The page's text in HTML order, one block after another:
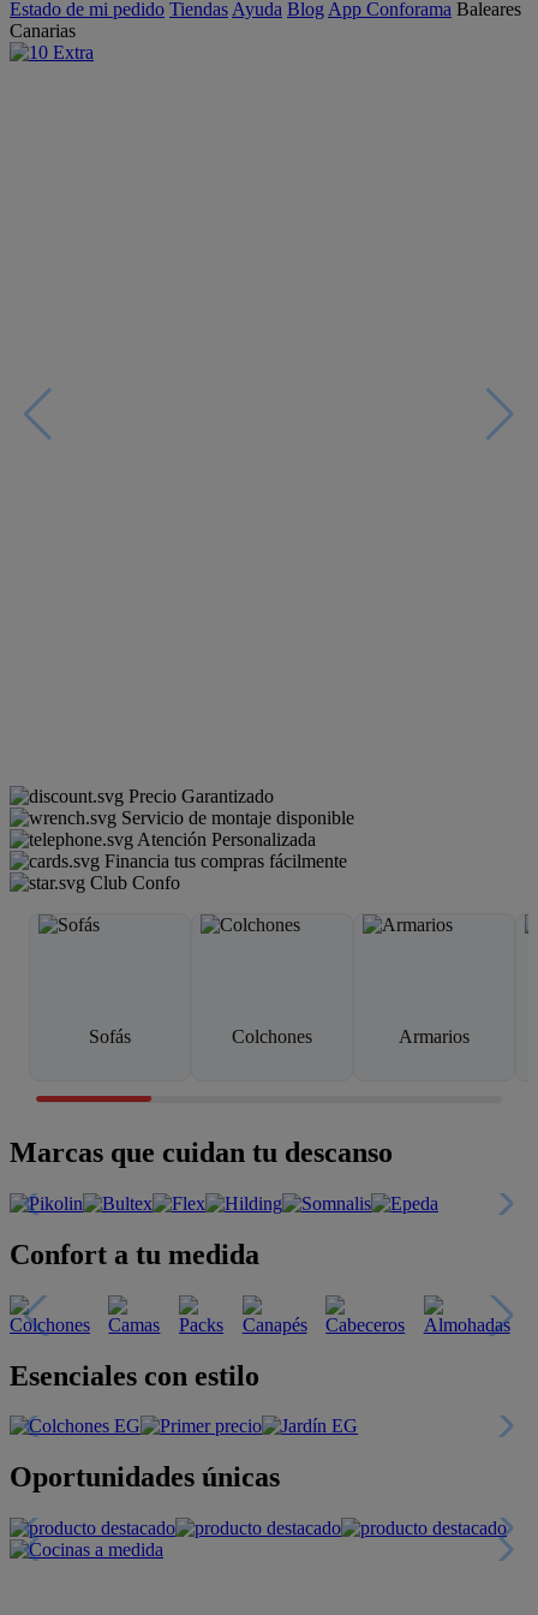
Estado de mi pedido Tiendas Ayuda Blog App Conforama Baleares
Canarias
Precio Garantizado
Servicio de montaje disponible
Atención Personalizada
Financia tus compras fácilmente
Club Confo
Sofás Colchones Armarios
Marcas que cuidan tu descanso
Confort a tu medida
Esenciales con estilo
Oportunidades únicas